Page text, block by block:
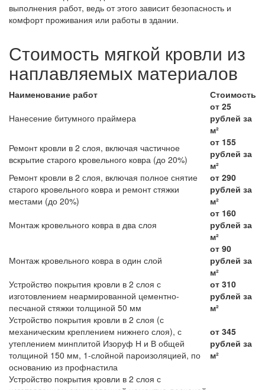
выполнения работ, ведь от этого зависит безопасность и
комфорт проживания или работы в здании.
Стоимость мягкой кровли из
наплавляемых материалов
Наименование работ
Стоимость
Нанесение битумного праймера
от 25
рублей за
м²
Ремонт кровли в 2 слоя, включая частичное
вскрытие старого кровельного ковра (до 20%)
от 155
рублей за
м²
Ремонт кровли в 2 слоя, включая полное снятие
старого кровельного ковра и ремонт стяжки
местами (до 20%)
от 290
рублей за
м²
Монтаж кровельного ковра в два слоя
от 160
рублей за
м²
Монтаж кровельного ковра в один слой
от 90
рублей за
м²
Устройство покрытия кровли в 2 слоя с
изготовлением неармированной цементно-
песчаной стяжки толщиной 50 мм
от 310
рублей за
м²
Устройство покрытия кровли в 2 слоя (с
механическим креплением нижнего слоя), с
утеплением минплитой Изоруф Н и В общей
толщиной 150 мм, 1-слойной пароизоляцией, по
основанию из профнастила
от 345
рублей за
м²
Устройство покрытия кровли в 2 слоя с